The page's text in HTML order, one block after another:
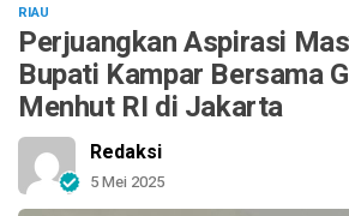
RIAU
Perjuangkan Aspirasi
Bupati Kampar Bersama
Menhut RI di Jakarta
Redaksi
5 Mei 2025